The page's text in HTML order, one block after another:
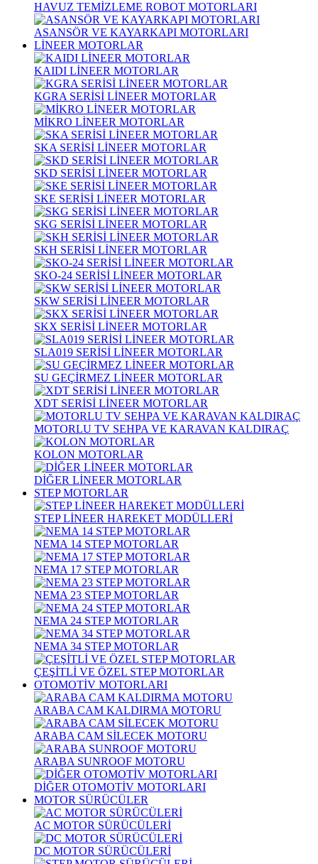
HAVUZ TEMİZLEME ROBOT MOTORLARI
ASANSÖR VE KAYARKAPI MOTORLARI
LİNEER MOTORLAR
KAIDI LİNEER MOTORLAR
KGRA SERİSİ LİNEER MOTORLAR
MİKRO LİNEER MOTORLAR
SKA SERİSİ LİNEER MOTORLAR
SKD SERİSİ LİNEER MOTORLAR
SKE SERİSİ LİNEER MOTORLAR
SKG SERİSİ LİNEER MOTORLAR
SKH SERİSİ LİNEER MOTORLAR
SKO-24 SERİSİ LİNEER MOTORLAR
SKW SERİSİ LİNEER MOTORLAR
SKX SERİSİ LİNEER MOTORLAR
SLA019 SERİSİ LİNEER MOTORLAR
SU GEÇİRMEZ LİNEER MOTORLAR
XDT SERİSİ LİNEER MOTORLAR
MOTORLU TV SEHPA VE KARAVAN KALDIRAÇ
KOLON MOTORLAR
DİĞER LİNEER MOTORLAR
STEP MOTORLAR
STEP LİNEER HAREKET MODÜLLERİ
NEMA 14 STEP MOTORLAR
NEMA 17 STEP MOTORLAR
NEMA 23 STEP MOTORLAR
NEMA 24 STEP MOTORLAR
NEMA 34 STEP MOTORLAR
ÇEŞİTLİ VE ÖZEL STEP MOTORLAR
OTOMOTİV MOTORLARI
ARABA CAM KALDIRMA MOTORU
ARABA CAM SİLECEK MOTORU
ARABA SUNROOF MOTORU
DİĞER OTOMOTİV MOTORLARI
MOTOR SÜRÜCÜLER
AC MOTOR SÜRÜCÜLERİ
DC MOTOR SÜRÜCÜLERİ